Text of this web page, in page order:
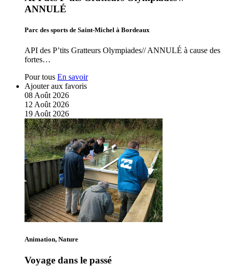
ANNULÉ
Parc des sports de Saint-Michel à Bordeaux
API des P’tits Gratteurs Olympiades// ANNULÉ à cause des
fortes…
Pour tous En savoir
Ajouter aux favoris
08 Août 2026
12 Août 2026
19 Août 2026
Animation, Nature
Voyage dans le passé